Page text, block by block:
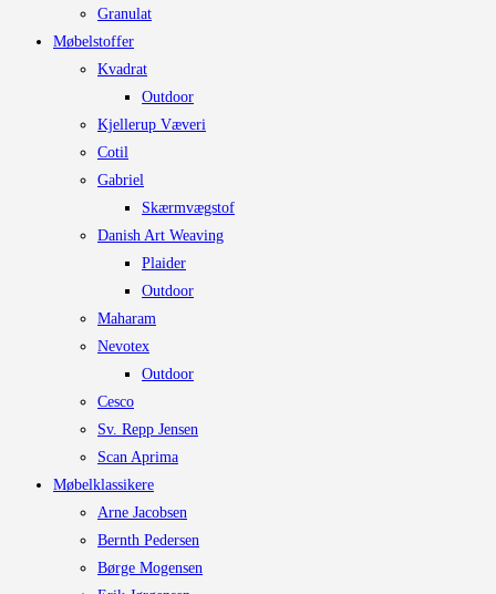
Granulat
Møbelstoffer
Kvadrat
Outdoor
Kjellerup Væveri
Cotil
Gabriel
Skærmvægstof
Danish Art Weaving
Plaider
Outdoor
Maharam
Nevotex
Outdoor
Cesco
Sv. Repp Jensen
Scan Aprima
Møbelklassikere
Arne Jacobsen
Bernth Pedersen
Børge Mogensen